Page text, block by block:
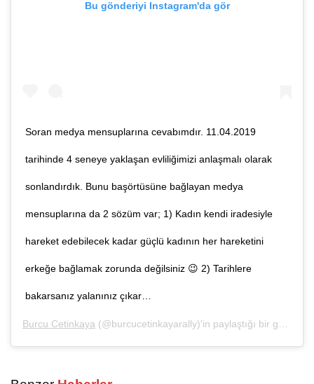
Bu gönderiyi Instagram'da gör
Soran medya mensuplarına cevabımdır. 11.04.2019
tarihinde 4 seneye yaklaşan evliliğimizi anlaşmalı olarak
sonlandırdık. Bunu başörtüsüne bağlayan medya
mensuplarına da 2 sözüm var; 1) Kadın kendi iradesiyle
hareket edebilecek kadar güçlü kadının her hareketini
erkeğe bağlamak zorunda değilsiniz 😉 2) Tarihlere
bakarsanız yalanınız çıkar…
Burcu Cetinkaya (@burcucetinkayarally)'in paylaştığı bir gönderi (